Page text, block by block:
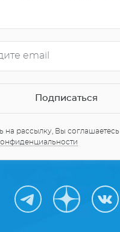
на рассылку, Вы соглашаетесь